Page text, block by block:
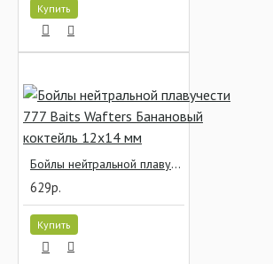
Купить
Бойлы нейтральной плавучести 777 Baits Wafters Банановый коктейль 12x14 мм
629р.
Купить